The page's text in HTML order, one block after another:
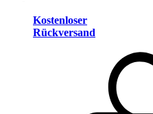
Kostenloser
Rückversand